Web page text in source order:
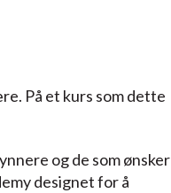
På et kurs som dette
og de som ønsker
designet for å